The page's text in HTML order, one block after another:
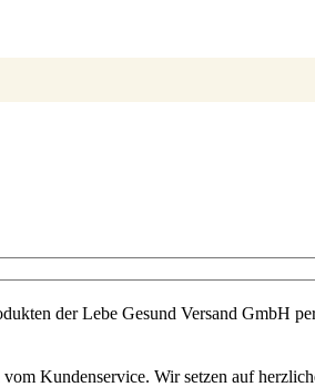
der Lebe Gesund Versand GmbH
Kundenservice. Wir setzen auf